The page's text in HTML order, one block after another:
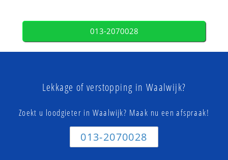
013-2070028
Lekkage of verstopping in Waalwijk?
Zoekt u loodgieter in Waalwijk? Maak nu een afspraak!
013-2070028